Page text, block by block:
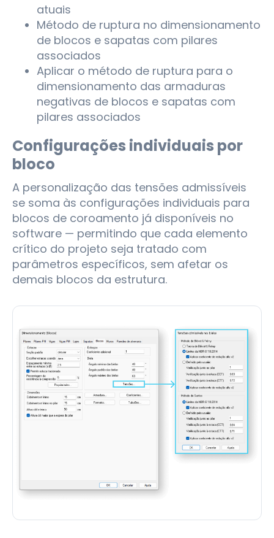
atuais
Método de ruptura no dimensionamento
de blocos e sapatas com pilares
associados
Aplicar o método de ruptura para o
dimensionamento das armaduras
negativas de blocos e sapatas com
pilares associados
Configurações individuais por
bloco
A personalização das tensões admissíveis
se soma às configurações individuais para
blocos de coroamento já disponíveis no
software — permitindo que cada elemento
crítico do projeto seja tratado com
parâmetros específicos, sem afetar os
demais blocos da estrutura.